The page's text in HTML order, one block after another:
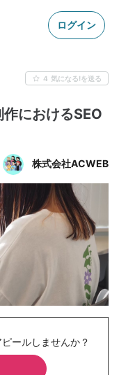
ログイン
4 気になる!を送る
作におけるSEO
株式会社ACWEB
ールしませんか？